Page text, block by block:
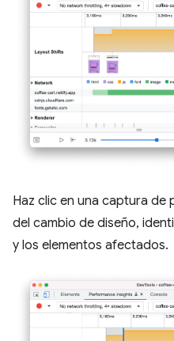
Haz clic en una captura de
del cambio de diseño,
y los elementos afectados.